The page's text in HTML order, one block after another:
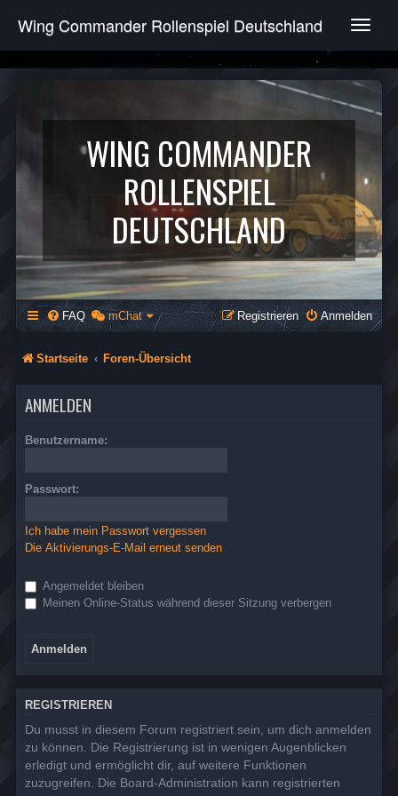
T
g
e
v
g
a
t
i
o
n
Wing Commander Rollenspiel Deutschland
WING COMMANDER
ROLLENSPIEL
DEUTSCHLAND
FAQ mChat Anmelden
Registrieren
Startseite Foren-Übersicht
ANMELDEN
Benutzername:
Passwort:
Ich habe mein Passwort vergessen
Die Aktivierungs-E-Mail erneut senden
Angemeldet bleiben
Meinen Online-Status während dieser Sitzung verbergen
REGISTRIEREN
Du musst in diesem Forum registriert sein, um dich anmelden
zu können. Die Registrierung ist in wenigen Augenblicken
erledigt und ermöglicht dir, auf weitere Funktionen
zuzugreifen. Die Board-Administration kann registrierten